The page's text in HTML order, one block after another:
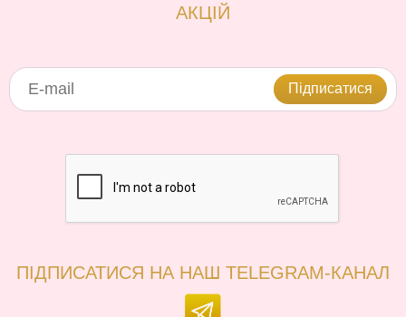
АКЦІЙ
Підписатися
ПІДПИСАТИСЯ НА НАШ TELEGRAM-КАНАЛ